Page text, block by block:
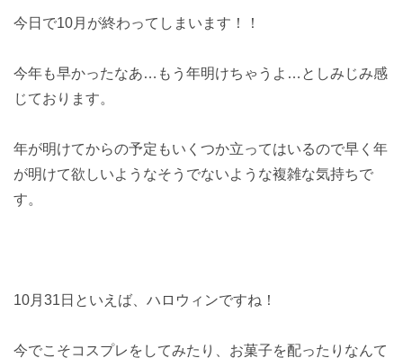
今日で10月が終わってしまいます！！
今年も早かったなあ…もう年明けちゃうよ…としみじみ感
じております。
年が明けてからの予定もいくつか立ってはいるので早く年
が明けて欲しいようなそうでないような複雑な気持ちで
す。
10月31日といえば、ハロウィンですね！
今でこそコスプレをしてみたり、お菓子を配ったりなんて